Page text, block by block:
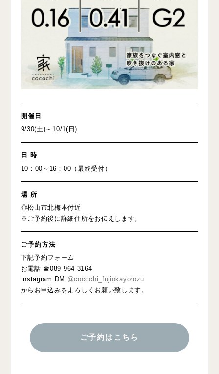
開催日
9/30(土)～10/1(日)
日 時
10：00～16：00（最終受付）
場 所
◎松山市北梅本付近
※ご予約後に詳細住所をお伝えします。⁣
ご予約方法
下記予約フォーム
お電話 ☎089-964-3164
Instagram DM @cocochi_fujiokayorozu
からお申込みをよろしくお願い致します。
ご予約はこちら